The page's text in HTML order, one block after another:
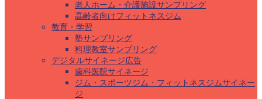
老人ホーム・介護施設サンプリング
高齢者向けフィットネスジム
教育・学習
塾サンプリング
料理教室サンプリング
デジタルサイネージ広告
歯科医院サイネージ
ジム・スポーツジム・フィットネスジムサイネー
ジ